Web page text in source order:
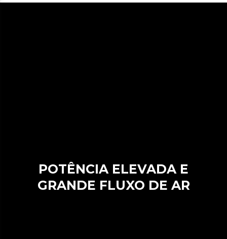
POTÊNCIA ELEVADA E
GRANDE FLUXO DE AR